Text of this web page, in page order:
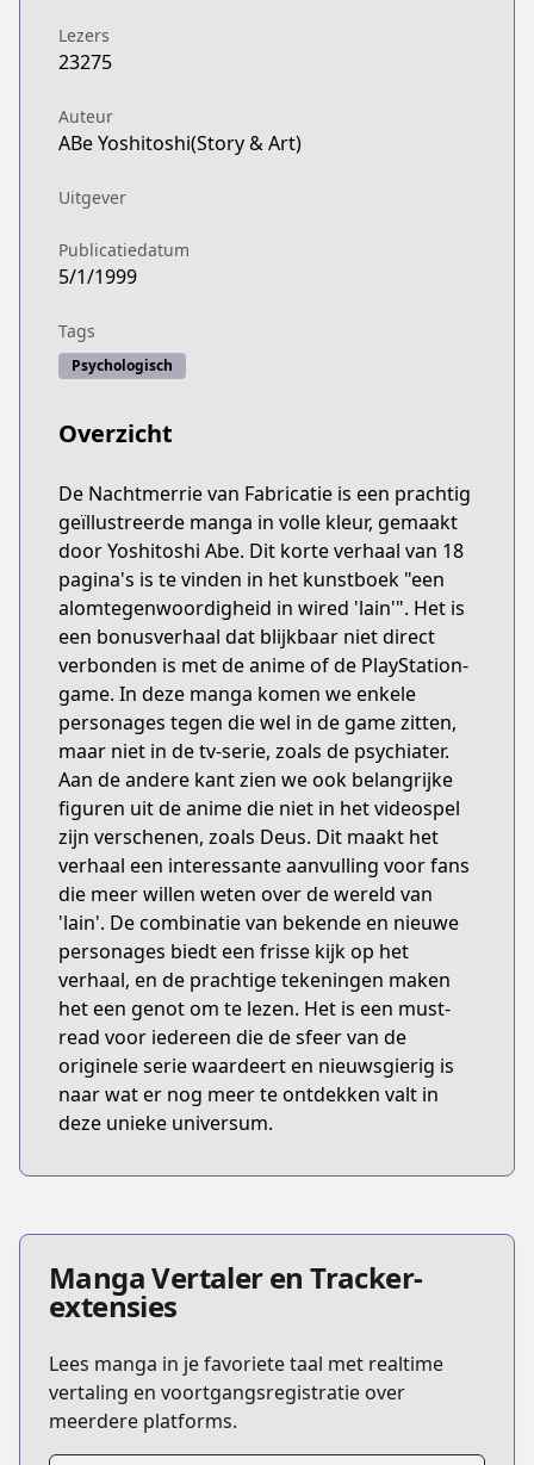
Lezers
23275
Auteur
ABe Yoshitoshi(Story & Art)
Uitgever
Publicatiedatum
5/1/1999
Tags
Psychologisch
Overzicht
De Nachtmerrie van Fabricatie is een prachtig
geïllustreerde manga in volle kleur, gemaakt
door Yoshitoshi Abe. Dit korte verhaal van 18
pagina's is te vinden in het kunstboek "een
alomtegenwoordigheid in wired 'lain'". Het is
een bonusverhaal dat blijkbaar niet direct
verbonden is met de anime of de PlayStation-
game. In deze manga komen we enkele
personages tegen die wel in de game zitten,
maar niet in de tv-serie, zoals de psychiater.
Aan de andere kant zien we ook belangrijke
figuren uit de anime die niet in het videospel
zijn verschenen, zoals Deus. Dit maakt het
verhaal een interessante aanvulling voor fans
die meer willen weten over de wereld van
'lain'. De combinatie van bekende en nieuwe
personages biedt een frisse kijk op het
verhaal, en de prachtige tekeningen maken
het een genot om te lezen. Het is een must-
read voor iedereen die de sfeer van de
originele serie waardeert en nieuwsgierig is
naar wat er nog meer te ontdekken valt in
deze unieke universum.
Manga Vertaler en Tracker-
extensies
Lees manga in je favoriete taal met realtime
vertaling en voortgangsregistratie over
meerdere platforms.